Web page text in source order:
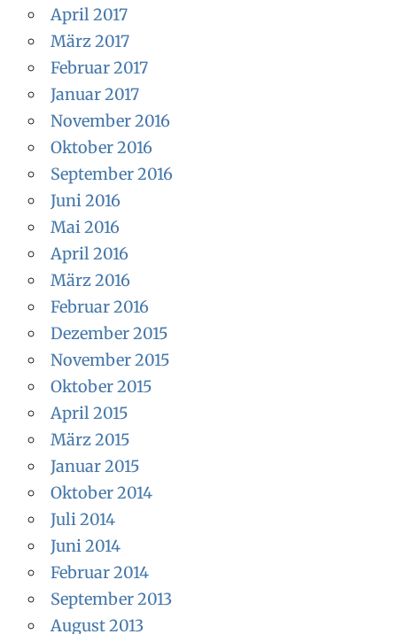
April 2017
März 2017
Februar 2017
Januar 2017
November 2016
Oktober 2016
September 2016
Juni 2016
Mai 2016
April 2016
März 2016
Februar 2016
Dezember 2015
November 2015
Oktober 2015
April 2015
März 2015
Januar 2015
Oktober 2014
Juli 2014
Juni 2014
Februar 2014
September 2013
August 2013